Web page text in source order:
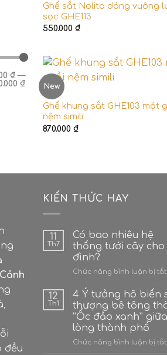
₫ —
₫
Ghế sắt Nolita dáng vuông
sọc GHE113
550.000 ₫
New
GHẾ
Ghế khung sắt GHE103 mặt
nệm simili
870.000 ₫
đều
KIẾN THỨC HAY
11
Th7
Có bao nhiêu hệ
thống tưới cây cho
đình?
Chức năng bình luận bị tắtở
12
Th1
4 Ý tưởng hô biến
thượng bê tông
“Ốc đảo xanh” giữa
lòng thành phố
Chức năng bình luận bị tắtở